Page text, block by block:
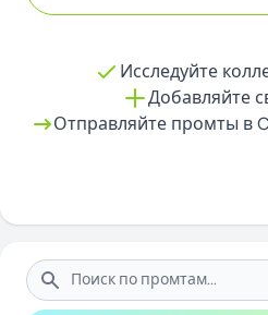
Исследуйте
Добавляйте
Отправляйте промты в
Поиск